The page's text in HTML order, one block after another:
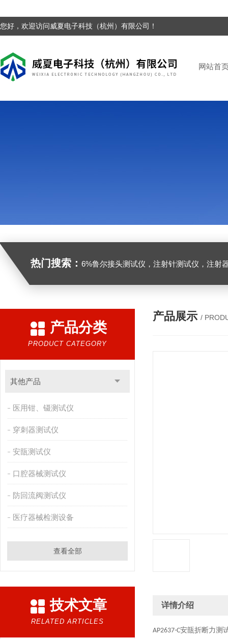
您好，欢迎访问威夏电子科技（杭州）有限公司！
网站首
热门搜索： 6%鲁尔接头测试仪，注射针测试仪，注射器测试仪，缝合针测试仪，缝合线测试仪，导管测
产品分类
PRODUCT CATEGORY
其他产品
医用钳、镊测试仪
穿刺器测试仪
安瓿测试仪
口腔器械测试仪
防回流阀测试仪
医疗器械检测设备
查看全部
技术文章
RELATED ARTICLES
产品展示 /
详情介绍
AP2637-C安瓿折断力测